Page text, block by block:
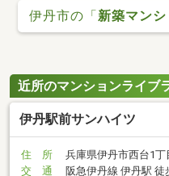
伊丹市の「 新築マンシ
近所のマンションライブ
伊丹駅前サンハイツ
住 所
兵庫県伊丹市西台1丁
交 通
阪急伊丹線 伊丹駅 徒